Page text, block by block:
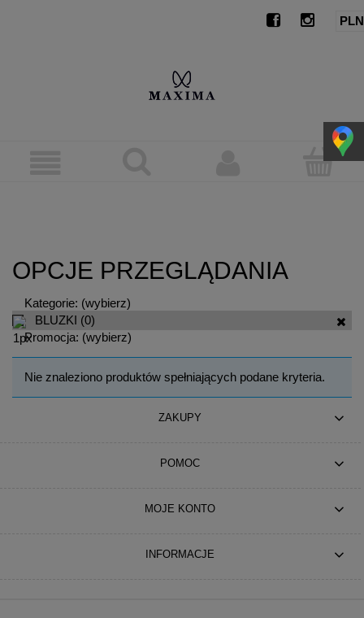
OPCJE PRZEGLĄDANIA
Kategorie: (wybierz)
BLUZKI (0)
Promocja: (wybierz)
Nie znaleziono produktów spełniających podane kryteria.
ZAKUPY
POMOC
MOJE KONTO
INFORMACJE